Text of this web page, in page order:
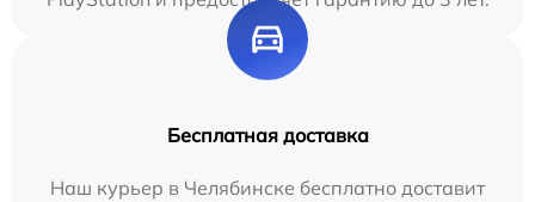
Бесплатная доставка
Наш курьер в Челябинске бесплатно доставит